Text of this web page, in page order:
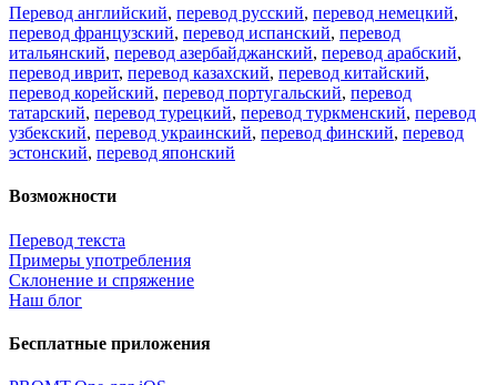
Перевод английский, перевод русский, перевод немецкий,
перевод французский, перевод испанский, перевод
итальянский, перевод азербайджанский, перевод арабский,
перевод иврит, перевод казахский, перевод китайский,
перевод корейский, перевод португальский, перевод
татарский, перевод турецкий, перевод туркменский, перевод
узбекский, перевод украинский, перевод финский, перевод
эстонский, перевод японский
Возможности
Перевод текста
Примеры употребления
Склонение и спряжение
Наш блог
Бесплатные приложения